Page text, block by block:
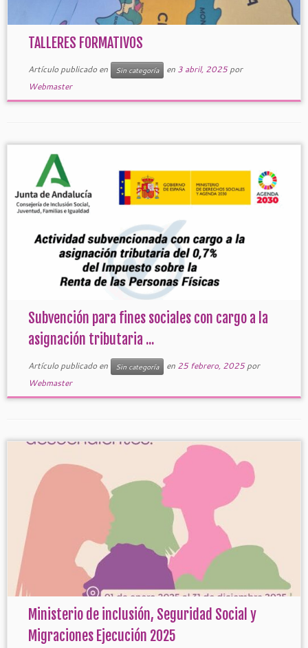
TALLERES FORMATIVOS
Artículo publicado en Sin categoría en 3 abril, 2025 por
Webmaster
Subvención para fines sociales con cargo a la
asignación tributaria ...
Artículo publicado en Sin categoría en 25 febrero, 2025 por
Webmaster
Ministerio de inclusión, Seguridad Social y
Migraciones Ejecución 2025